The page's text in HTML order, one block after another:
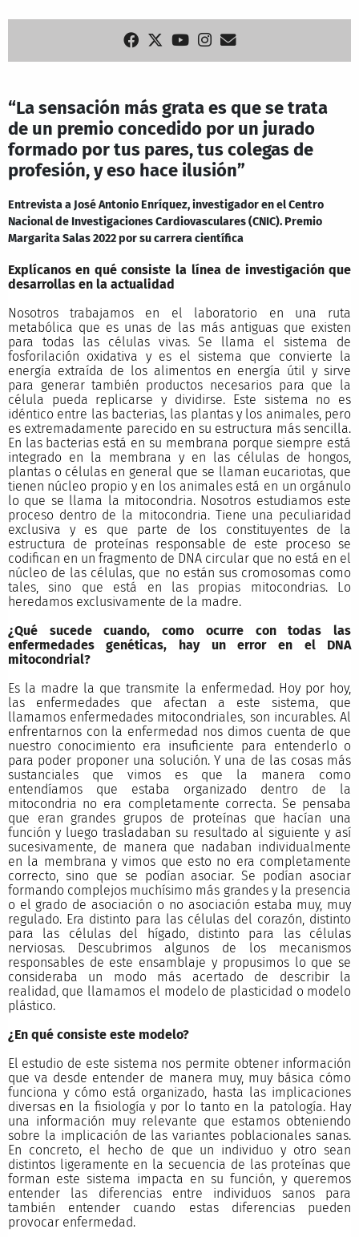
“La sensación más grata es que se trata
de un premio concedido por un jurado
formado por tus pares, tus colegas de
profesión, y eso hace ilusión”
Entrevista a José Antonio Enríquez, investigador en el Centro
Nacional de Investigaciones Cardiovasculares (CNIC). Premio
Margarita Salas 2022 por su carrera científica
Explícanos en qué consiste la línea de investigación que
desarrollas en la actualidad
Nosotros trabajamos en el laboratorio en una ruta
metabólica que es unas de las más antiguas que existen
para todas las células vivas. Se llama el sistema de
fosforilación oxidativa y es el sistema que convierte la
energía extraída de los alimentos en energía útil y sirve
para generar también productos necesarios para que la
célula pueda replicarse y dividirse. Este sistema no es
idéntico entre las bacterias, las plantas y los animales, pero
es extremadamente parecido en su estructura más sencilla.
En las bacterias está en su membrana porque siempre está
integrado en la membrana y en las células de hongos,
plantas o células en general que se llaman eucariotas, que
tienen núcleo propio y en los animales está en un orgánulo
lo que se llama la mitocondria. Nosotros estudiamos este
proceso dentro de la mitocondria. Tiene una peculiaridad
exclusiva y es que parte de los constituyentes de la
estructura de proteínas responsable de este proceso se
codifican en un fragmento de DNA circular que no está en el
núcleo de las células, que no están sus cromosomas como
tales, sino que está en las propias mitocondrias. Lo
heredamos exclusivamente de la madre.
¿Qué sucede cuando, como ocurre con todas las
enfermedades genéticas, hay un error en el DNA
mitocondrial?
Es la madre la que transmite la enfermedad. Hoy por hoy,
las enfermedades que afectan a este sistema, que
llamamos enfermedades mitocondriales, son incurables. Al
enfrentarnos con la enfermedad nos dimos cuenta de que
nuestro conocimiento era insuficiente para entenderlo o
para poder proponer una solución. Y una de las cosas más
sustanciales que vimos es que la manera como
entendíamos que estaba organizado dentro de la
mitocondria no era completamente correcta. Se pensaba
que eran grandes grupos de proteínas que hacían una
función y luego trasladaban su resultado al siguiente y así
sucesivamente, de manera que nadaban individualmente
en la membrana y vimos que esto no era completamente
correcto, sino que se podían asociar. Se podían asociar
formando complejos muchísimo más grandes y la presencia
o el grado de asociación o no asociación estaba muy, muy
regulado. Era distinto para las células del corazón, distinto
para las células del hígado, distinto para las células
nerviosas. Descubrimos algunos de los mecanismos
responsables de este ensamblaje y propusimos lo que se
consideraba un modo más acertado de describir la
realidad, que llamamos el modelo de plasticidad o modelo
plástico.
¿En qué consiste este modelo?
El estudio de este sistema nos permite obtener información
que va desde entender de manera muy, muy básica cómo
funciona y cómo está organizado, hasta las implicaciones
diversas en la fisiología y por lo tanto en la patología. Hay
una información muy relevante que estamos obteniendo
sobre la implicación de las variantes poblacionales sanas.
En concreto, el hecho de que un individuo y otro sean
distintos ligeramente en la secuencia de las proteínas que
forman este sistema impacta en su función, y queremos
entender las diferencias entre individuos sanos para
también entender cuando estas diferencias pueden
provocar enfermedad.